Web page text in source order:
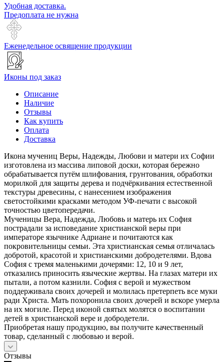
Удобная доставка.
Предоплата не нужна
Еженедельное освящение продукции
Иконы под заказ
Описание
Наличие
Отзывы
Как купить
Оплата
Доставка
Икона мучениц Веры, Надежды, Любови и матери их Софии
изготовлена из массива липовой доски, которая бережно
обрабатывается путём шлифования, грунтования, обработки
морилкой для защиты дерева и подчёркивания естественной
текстуры древесины, с нанесением изображения
светостойкими красками методом УФ-печати с высокой
точностью цветопередачи.
Мученицы Вера, Надежда, Любовь и матерь их София
пострадали за исповедание христианской веры при
императоре язычнике Адриане и почитаются как
покровительницы семьи. Эта христианская семья отличалась
добротой, красотой и христианскими добродетелями. Вдова
София с тремя маленькими дочерями: 12, 10 и 9 лет,
отказались приносить языческие жертвы. На глазах матери их
пытали, а потом казнили. София с верой и мужеством
поддерживала своих дочерей и молилась претерпеть все муки
ради Христа. Мать похоронила своих дочерей и вскоре умерла
на их могиле. Перед иконой святых молятся о воспитании
детей в христианской вере и добродетели.
Приобретая нашу продукцию, вы получите качественный
товар, сделанный с любовью и верой.
Отзывы